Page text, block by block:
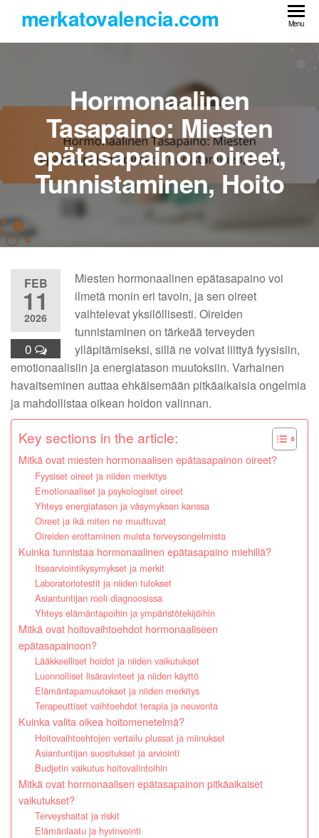
the
merkatovalencia.com Menu
Hormonaalinen
Tasapaino: Miesten
epätasapainon oireet,
Tunnistaminen, Hoito
FEB
11
2026
0
Miesten hormonaalinen epätasapaino voi
ilmetä monin eri tavoin, ja sen oireet
vaihtelevat yksilöllisesti. Oireiden
tunnistaminen on tärkeää terveyden
ylläpitämiseksi, sillä ne voivat liittyä fyysisiin,
emotionaalisiin ja energiatason muutoksiin. Varhainen
havaitseminen auttaa ehkäisemään pitkäaikaisia ongelmia
ja mahdollistaa oikean hoidon valinnan.
Key sections in the article:
Mitkä ovat miesten hormonaalisen epätasapainon oireet?
Fyysiset oireet ja niiden merkitys
Emotionaaliset ja psykologiset oireet
Yhteys energiatason ja väsymyksen kanssa
Oireet ja ikä miten ne muuttuvat
Oireiden erottaminen muista terveysongelmista
Kuinka tunnistaa hormonaalinen epätasapaino miehillä?
Itsearviointikysymykset ja merkit
Laboratoriotestit ja niiden tulokset
Asiantuntijan rooli diagnoosissa
Yhteys elämäntapoihin ja ympäristötekijöihin
Mitkä ovat hoitovaihtoehdot hormonaaliseen
epätasapainoon?
Lääkkeelliset hoidot ja niiden vaikutukset
Luonnolliset lisäravinteet ja niiden käyttö
Elämäntapamuutokset ja niiden merkitys
Terapeuttiset vaihtoehdot terapia ja neuvonta
Kuinka valita oikea hoitomenetelmä?
Hoitovaihtoehtojen vertailu plussat ja miinukset
Asiantuntijan suositukset ja arviointi
Budjetin vaikutus hoitovalintoihin
Mitkä ovat hormonaalisen epätasapainon pitkäaikaiset
vaikutukset?
Terveyshaitat ja riskit
Elämänlaatu ja hyvinvointi